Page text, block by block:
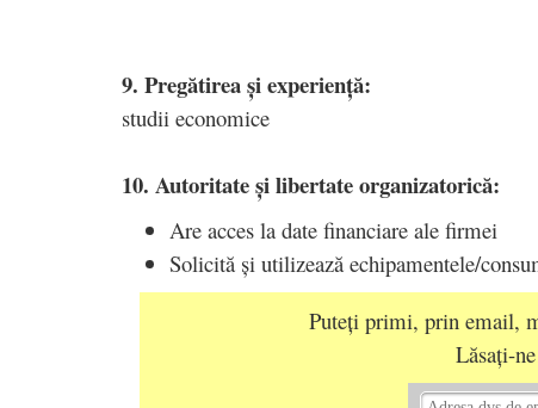
9. Pregătirea și experiență:
studii economice
10. Autoritate și libertate organizatorică:
Are acces la date financiare ale firmei
Solicită și utilizează echipamentele/
Puteți primi, prin email,
Lăsați-